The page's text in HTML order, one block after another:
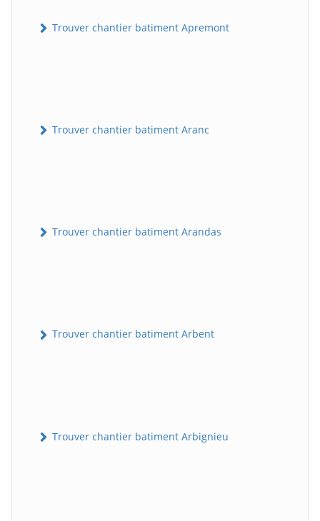
Trouver chantier batiment Apremont
Trouver chantier batiment Aranc
Trouver chantier batiment Arandas
Trouver chantier batiment Arbent
Trouver chantier batiment Arbignieu